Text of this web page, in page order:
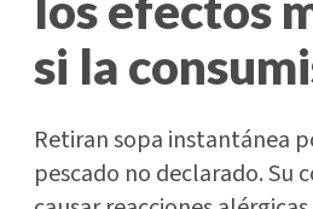
si la
Retiran sopa instantánea
pescado no declarado. Su